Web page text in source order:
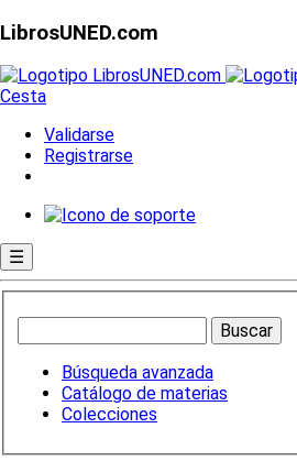
LibrosUNED.com
Cesta
Validarse
Registrarse
☰
Búsqueda avanzada
Catálogo de materias
Colecciones